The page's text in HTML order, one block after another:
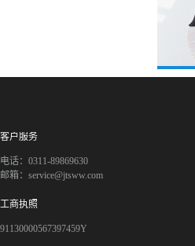
客户服务
电话：0311-89869630
邮箱：service@jtsww.com
工商执照
91130000567397459Y